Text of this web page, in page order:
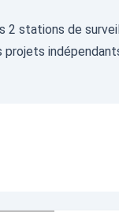
stations de